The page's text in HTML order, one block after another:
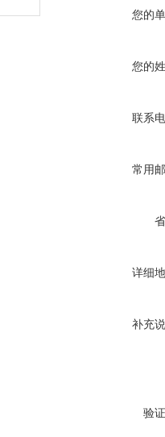
您的
您的
联系
常用
详细
补充
验